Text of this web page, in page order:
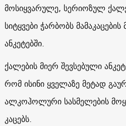
მოსიყვარულე, სერიოზულ
სიტყვები ჭარბობს
ანკეტებში.
ქალების მიერ შევსებული
რომ ისინი ყველაზე მეტად
ალკოჰოლური სასმელების
კაცებს.